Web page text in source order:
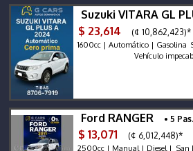
Suzuki VITARA GL
$ 23,614
(¢ 10,862,423)*
1600cc | Automático | Gasolina
Vehículo
Ford RANGER • 5 Pas.
$ 13,071
(¢ 6,012,448)*
2500cc | Manual | Diesel | San